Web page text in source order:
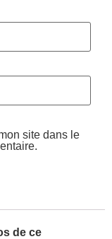
site dans le
de ce